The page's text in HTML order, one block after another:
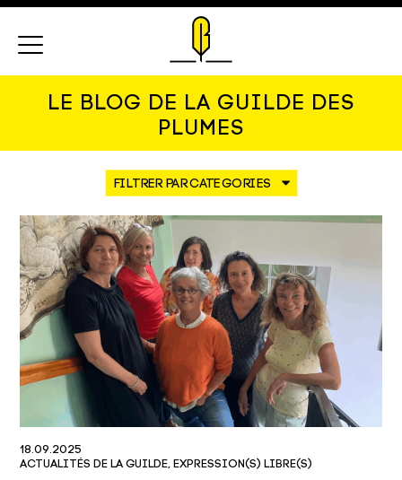
LE BLOG DE LA GUILDE DES
PLUMES
18.09.2025
ACTUALITÉS DE LA GUILDE EXPRESSION(S) LIBRE(S)